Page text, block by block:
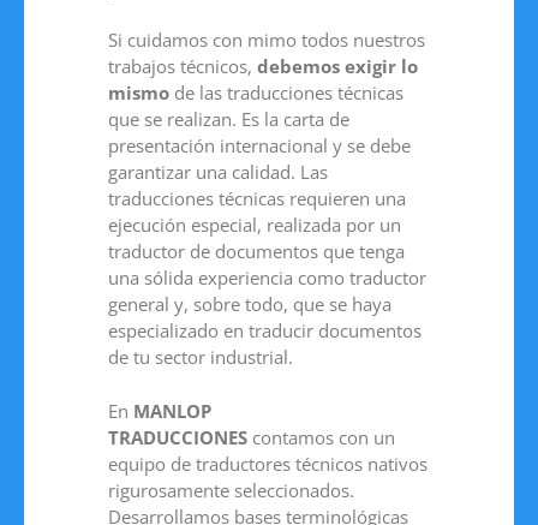
Si cuidamos con mimo todos nuestros
trabajos técnicos, debemos exigir lo
mismo de las traducciones técnicas
que se realizan. Es la carta de
presentación internacional y se debe
garantizar una calidad. Las
traducciones técnicas requieren una
ejecución especial, realizada por un
traductor de documentos que tenga
una sólida experiencia como traductor
general y, sobre todo, que se haya
especializado en traducir documentos
de tu sector industrial.
En MANLOP
TRADUCCIONES contamos con un
equipo de traductores técnicos nativos
rigurosamente seleccionados.
Desarrollamos bases terminológicas